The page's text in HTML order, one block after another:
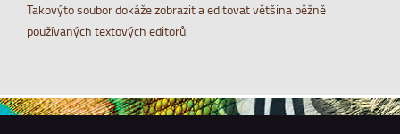
Takovýto soubor dokáže zobrazit a editovat většina běžně
používaných textových editorů.